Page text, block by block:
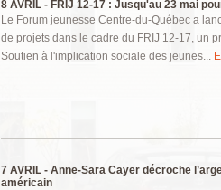
8 AVRIL - FRIJ 12-17 : Jusqu'au 23 mai
Le Forum jeunesse Centre-du-Québec a
de projets dans le cadre du FRIJ 12-17, un
Soutien à l'implication sociale des jeunes...
7 AVRIL - Anne-Sara Cayer décroche
américain